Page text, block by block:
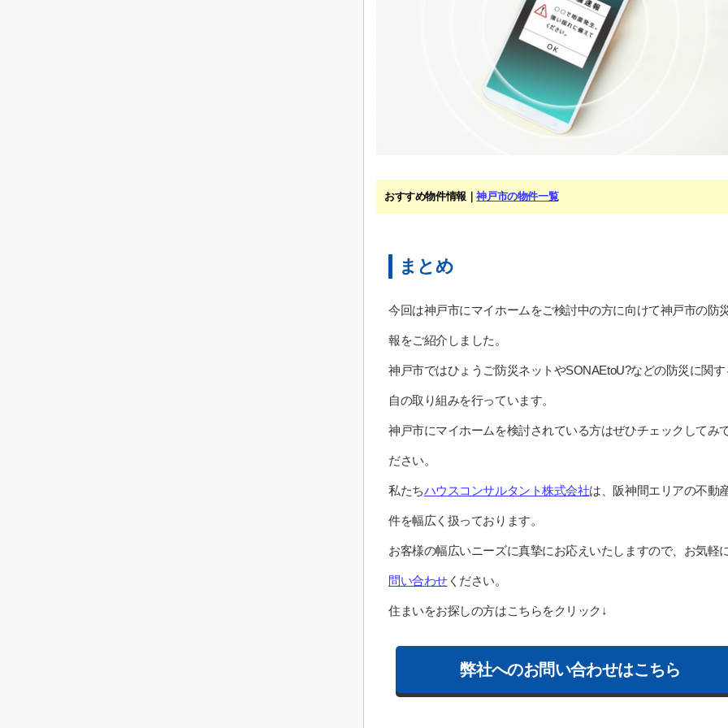
おすすめ物件情報｜神戸市の物件一覧
まとめ
今回は神戸市にマイホームをご検討中の方に向けて神戸市の防
報をご紹介しました。
神戸市ではひょうご防災ネットやSONAEtoU?などの防災に関す
自の取り組みを行っています。
神戸市にマイホームを検討されている方はぜひチェックしてみ
ださい。
私たちハウスコンサルタント株式会社は、阪神間エリアの不動
件を幅広く扱っております。
お客様の幅広いニーズに真摯にお応えいたしますので、お気軽
問い合わせください。
住まいをお探しの方はこちらをクリック↓
弊社へのお問い合わせはこちら